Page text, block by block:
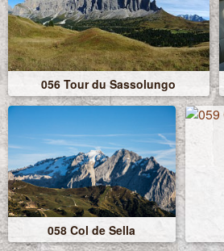
056 Tour du Sassolungo
058 Col de Sella